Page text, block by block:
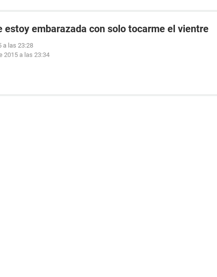
estoy embarazada con solo tocarme el vientre
a las 23:28
2015 a las 23:34